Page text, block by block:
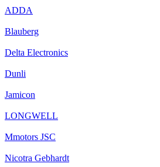
ADDA
Blauberg
Delta Electronics
Dunli
Jamicon
LONGWELL
Mmotors JSC
Nicotra Gebhardt